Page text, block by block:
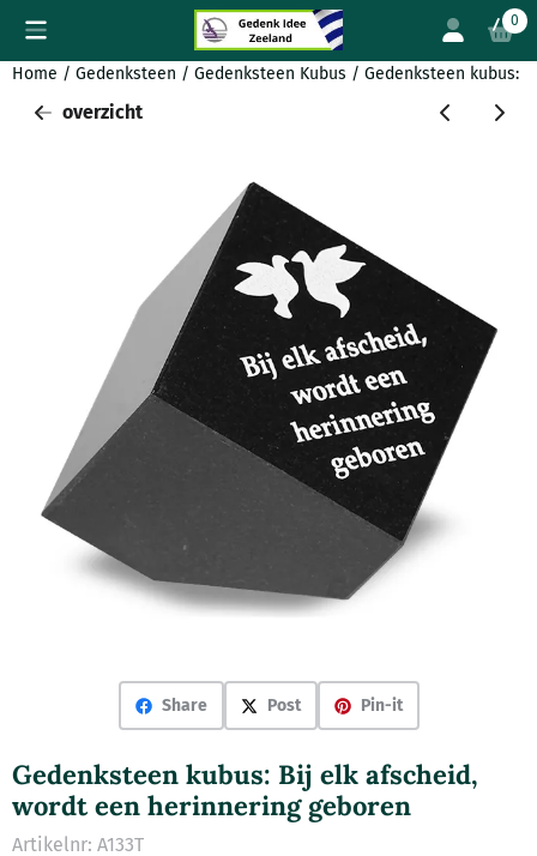
Cookievoorkeuren zijn beschikbaar. Kies instellingen of sta0
Home / Gedenksteen / Gedenksteen Kubus / Gedenksteen kubus:
overzicht
Share Post Pin-it
Gedenksteen kubus: Bij elk afscheid,
wordt een herinnering geboren
Artikelnr: A133T